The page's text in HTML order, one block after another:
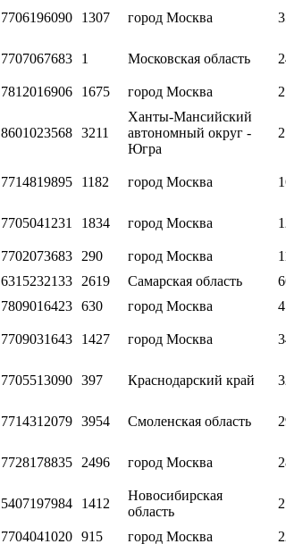
7706196090 1307 город Москва
7707067683 1 Московская область
7812016906 1675 город Москва
8601023568 3211
Ханты-Мансийский
автономный округ -
Югра
7714819895 1182 город Москва
7705041231 1834 город Москва
7702073683 290 город Москва
6315232133 2619 Самарская область
7809016423 630 город Москва
7709031643 1427 город Москва
7705513090 397 Краснодарский край
7714312079 3954 Смоленская область
7728178835 2496 город Москва
5407197984 1412
Новосибирская
область
7704041020 915 город Москва